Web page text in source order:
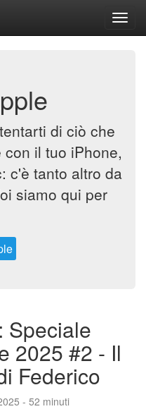
di ciò che
il tuo iPhone,
c'è tanto altro da
siamo qui per
Speciale
2025 #2 - Il
Federico
- 52 minuti